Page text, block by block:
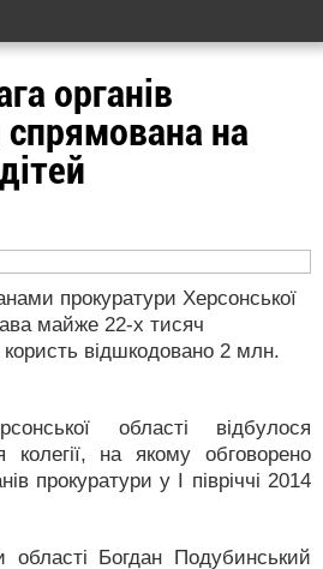
органів
спрямована на
прокуратури Херсонської
майже 22-х тисяч
користь відшкодовано 2 млн.
області відбулося
колегії, на якому обговорено
прокуратури у І півріччі 2014
області Богдан Подубинський